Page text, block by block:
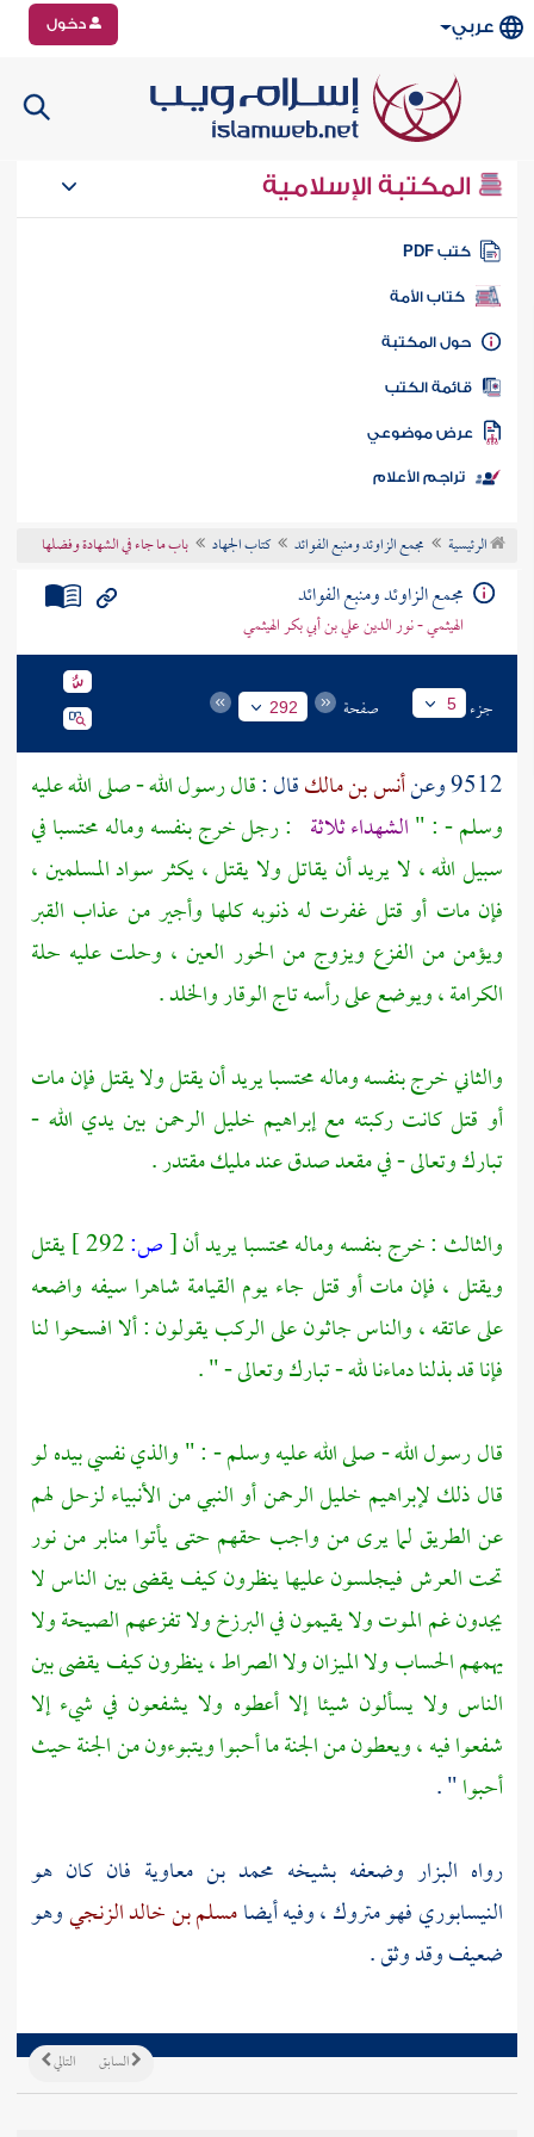
عربي دخول
المكتبة الإسلامية
كتب PDF
كتاب الأمة
المكتبة
الكتب
موضوعي
تراجم الأعلام
الرئيسية مجمع الزاوئد ومنبع الفوائد كتاب الجهاد باب ما جاء في الشهادة وفضلها
مجمع الزاوئد ومنبع الفوائد
الهيثمي - نور الدين علي بن أبي بكر الهيثمي
جزء 5 صفحة 292
9512 وعن أنس بن مالكقال :قال رسول الله - صلى الله عليه
وسلم - : "الشهداء ثلاثة : رجل خرج بنفسه وماله محتسبا في
سبيل الله ، لا يريد أن يقاتل ولا يقتل ، يكثر سواد المسلمين ،
فإن مات أو قتل غفرت له ذنوبه كلها وأجير من عذاب القبر
ويؤمن من الفزع ويزوج من الحور العين ، وحلت عليه حلة
الكرامة ، ويوضع على رأسه تاج الوقار والخلد .
والثاني خرج بنفسه وماله محتسبا يريد أن يقتل ولا يقتل فإن مات
أو قتل كانت ركبته مع إبراهيم خليل الرحمن بين يدي الله -
تبارك وتعالى - في مقعد صدق عند مليك مقتدر .
والثالث : خرج بنفسه وماله محتسبا يريد أن[ص:
يقتل
ويقتل ، فإن مات أو قتل جاء يوم القيامة شاهرا سيفه واضعه
على عاتقه ، والناس جاثون على الركب يقولون : ألا افسحوا لنا
فإنا قد بذلنا دماءنا لله - تبارك وتعالى - " .
قال رسول الله - صلى الله عليه وسلم - : " والذي نفسي بيده لو
قال ذلكلإبراهيم خليل الرحمن أو النبي من الأنبياء لزحل لهم
عن الطريق لما يرى من واجب حقهم حتى يأتوا منابر من نور
تحت العرش فيجلسون عليها ينظرون كيف يقضى بين الناس لا
يجدون غم الموت ولا يقيمون في البرزخ ولا تفزعهم الصيحة ولا
يهمهم الحساب ولا الميزان ولا الصراط ، ينظرون كيف يقضى بين
الناس ولا يسألون شيئا إلا أعطوه ولا يشفعون في شيء إلا
شفعوا فيه ، ويعطون من الجنة ما أحبوا ويتبوءون من الجنة حيث
أحبوا" .
رواه البزار وضعفه بشيخه محمد بن معاوية فان كان هو
النيسابوريفهو متروك ، وفيه أيضامسلم بن خالد الزنجيوهو
ضعيف وقد وثق .
التالي السابق